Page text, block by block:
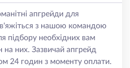
апгрейди для
з нашою командою
підбору необхідних вам
на них. Зазвичай апгрейд
24 годин з моменту оплати.